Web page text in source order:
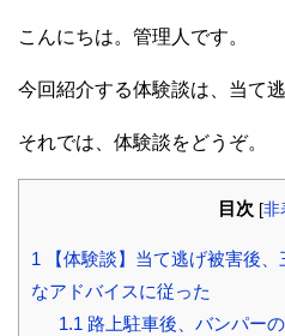
こんにちは。管理人です。
今回紹介する体験談は、当て
それでは、体験談をどうぞ。
目次 [非
1 【体験談】当て逃げ被害後
なアドバイスに従った
1.1 路上駐車後、バンパー